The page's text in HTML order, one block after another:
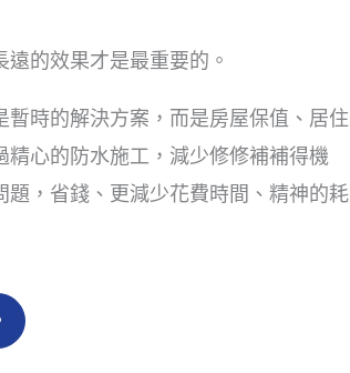
的效果才是最重要的。
暫時的解決方案，而是房屋保值、居住
精心的防水施工，減少修修補補得機
題，省錢、更減少花費時間、精神的耗